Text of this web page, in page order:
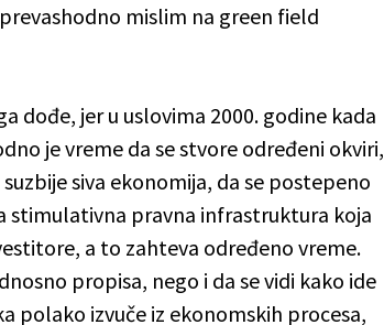
mislim na green field
dođe, jer u uslovima 2000. godine kada
je vreme da se stvore određeni okviri,
siva ekonomija, da se postepeno
stimulativna pravna infrastruktura koja
a to zahteva određeno vreme.
propisa, nego i da se vidi kako ide
polako izvuče iz ekonomskih procesa,